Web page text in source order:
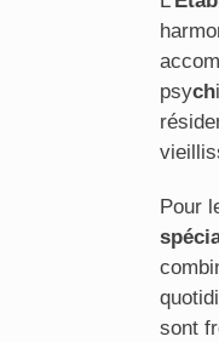
psych
Pour
sont